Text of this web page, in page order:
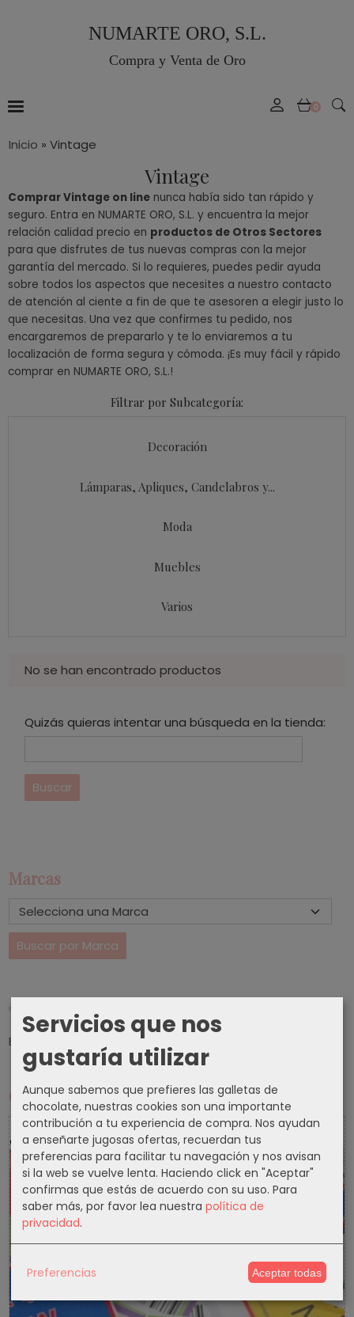
NUMARTE ORO, S.L.
Compra y Venta de Oro
0
Marcas
Tu Carrito (0)
El carrito de la compra está vacío
Cupones
5 % Cupon Descuento
-5%
Inicio » Vintage
Vintage
Comprar Vintage on line nunca había sido tan rápido y
seguro. Entra en NUMARTE ORO, S.L. y encuentra la mejor
relación calidad precio en productos de Otros Sectores
para que disfrutes de tus nuevas compras con la mejor
garantía del mercado. Si lo requieres, puedes pedir ayuda
sobre todos los aspectos que necesites a nuestro contacto
de atención al ciente a fin de que te asesoren a elegir justo lo
que necesitas. Una vez que confirmes tu pedido, nos
encargaremos de prepararlo y te lo enviaremos a tu
localización de forma segura y cómoda. ¡Es muy fácil y rápido
comprar en NUMARTE ORO, S.L.!
Filtrar por Subcategoría:
Decoración
Lámparas, Apliques, Candelabros y...
Moda
Muebles
Varios
No se han encontrado productos
Quizás quieras intentar una búsqueda en la tienda:
Servicios que nos
gustaría utilizar
Aunque sabemos que prefieres las galletas de
chocolate, nuestras cookies son una importante
contribución a tu experiencia de compra. Nos ayudan
a enseñarte jugosas ofertas, recuerdan tus
preferencias para facilitar tu navegación y nos avisan
si la web se vuelve lenta. Haciendo click en "Aceptar"
confirmas que estás de acuerdo con su uso. Para
saber más, por favor lea nuestra política de
privacidad.
Preferencias Aceptar todas